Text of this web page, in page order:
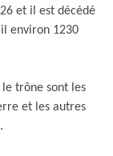
et il est décédé
le trône sont les
et les autres